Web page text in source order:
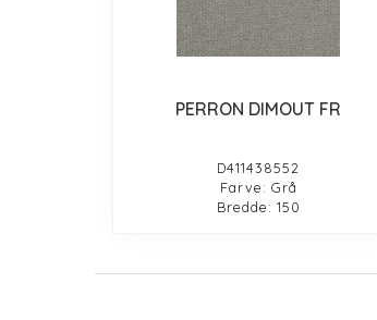
PERRON DIMOUT FR
D411438552
Farve: Grå
Bredde: 150